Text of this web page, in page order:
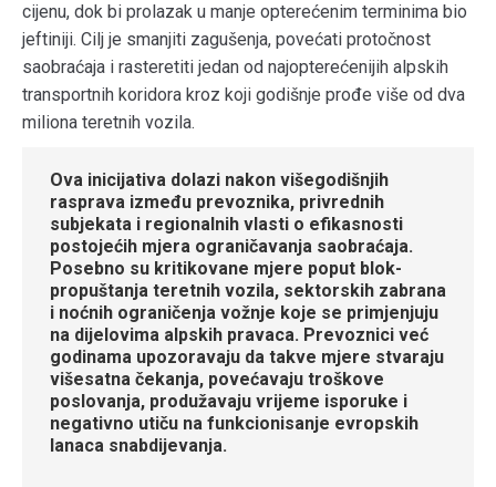
cijenu, dok bi prolazak u manje opterećenim terminima bio
jeftiniji. Cilj je smanjiti zagušenja, povećati protočnost
saobraćaja i rasteretiti jedan od najopterećenijih alpskih
transportnih koridora kroz koji godišnje prođe više od dva
miliona teretnih vozila.
Ova inicijativa dolazi nakon višegodišnjih
rasprava između prevoznika, privrednih
subjekata i regionalnih vlasti o efikasnosti
postojećih mjera ograničavanja saobraćaja.
Posebno su kritikovane mjere poput blok-
propuštanja teretnih vozila, sektorskih zabrana
i noćnih ograničenja vožnje koje se primjenjuju
na dijelovima alpskih pravaca. Prevoznici već
godinama upozoravaju da takve mjere stvaraju
višesatna čekanja, povećavaju troškove
poslovanja, produžavaju vrijeme isporuke i
negativno utiču na funkcionisanje evropskih
lanaca snabdijevanja.